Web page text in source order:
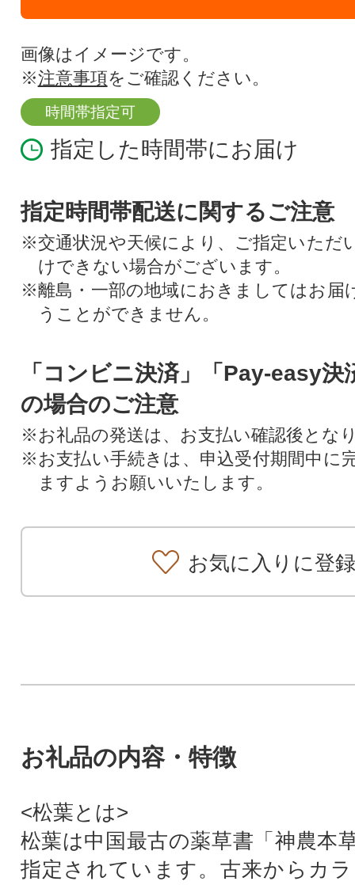
画像はイメージです。
※注意事項をご確認ください。
時間帯指定可
指定した時間帯にお届け
指定時間帯配送に関するご注意
※交通状況や天候により、ご指定いただ
けできない場合がございます。
※離島・一部の地域におきましてはお届
うことができません。
「コンビニ決済」「Pay-easy決
の場合のご注意
※お礼品の発送は、お支払い確認後とな
※お支払い手続きは、申込受付期間中に
ますようお願いいたします。
お気に入りに登録
お礼品の内容・特徴
<松葉とは>
松葉は中国最古の薬草書「神農本
指定されています。古来からカ